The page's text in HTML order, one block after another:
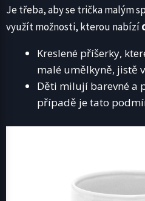
Je třeba, aby se trička malým
využít možnosti, kterou nabízí
Kreslené příšerky,
malé umělkyně, jistě
Děti milují barevné a
případě je tato